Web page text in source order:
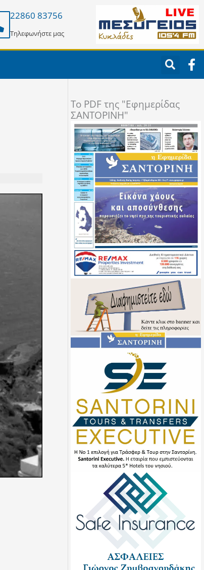
22860 83756
Τηλεφωνήστε μας
F
a
c
o
k
-
f
To PDF της "Εφημερίδας
ΣΑΝΤΟΡΙΝΗ"